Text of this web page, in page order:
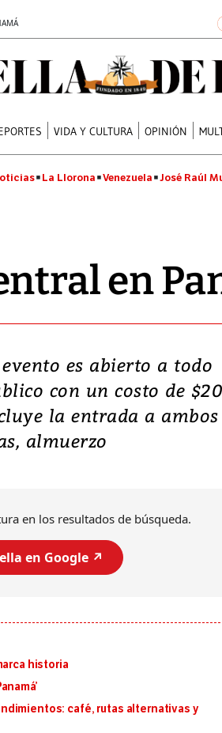
VIDA Y CULTURA OPINIÓN
La Llorona Venezuela José Raúl
en
es abierto a todo
con un costo de
la entrada a ambos
almuerzo
en los resultados de búsqueda.
en Google ↗️
historia
café, rutas alternativas y
Video, Japón:
deja heridos y graves
daños en Kumamoto
7,1 se registró este martes
emergencia de gran